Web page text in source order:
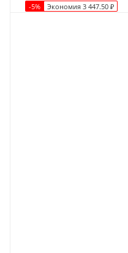
-5% Экономия 3 447.50 ₽